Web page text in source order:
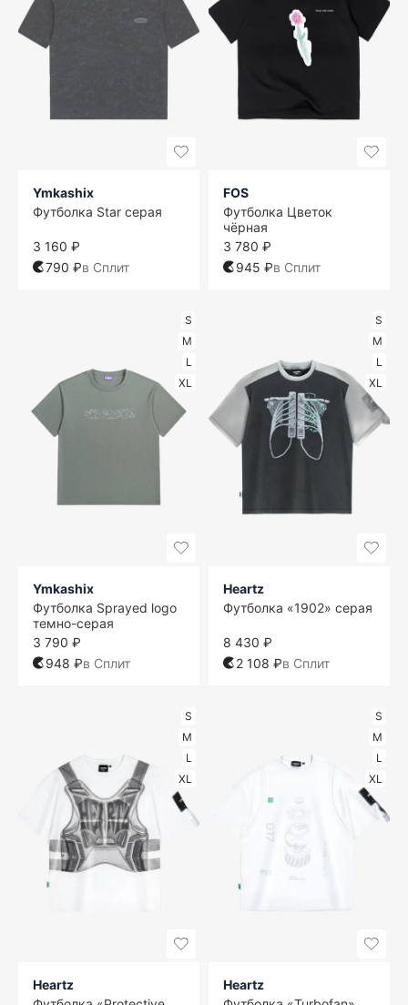
Ymkashix
Футболка Star серая
3 160 ₽
790 ₽в Сплит
FOS
Футболка Цветок
чёрная
3 780 ₽
945 ₽в Сплит
S
M
L
XL
Ymkashix
Футболка Sprayed logo
темно-серая
3 790 ₽
948 ₽в Сплит
S
M
L
XL
Heartz
Футболка «1902» серая
8 430 ₽
2 108 ₽в Сплит
S
M
L
XL
Heartz
S
M
L
XL
Heartz